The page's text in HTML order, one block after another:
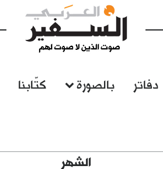
دفاتر بالصورة كتّابنا
الشهر